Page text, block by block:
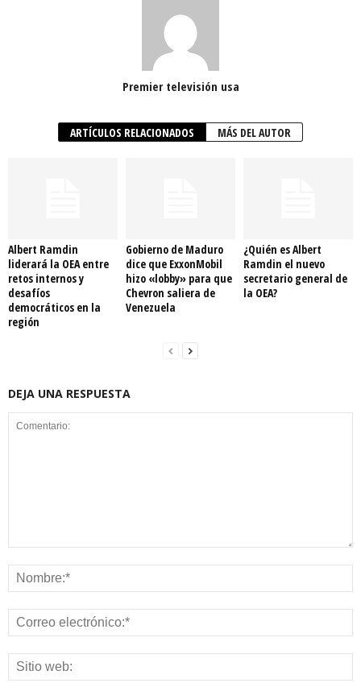
Premier televisión usa
ARTÍCULOS RELACIONADOS MÁS DEL AUTOR
Albert Ramdin
liderará la OEA entre
retos internos y
desafíos
democráticos en la
región
Gobierno de Maduro
dice que ExxonMobil
hizo «lobby» para que
Chevron saliera de
Venezuela
¿Quién es Albert
Ramdin el nuevo
secretario general de
la OEA?
DEJA UNA RESPUESTA